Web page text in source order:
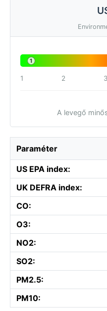
1
1 2 3
A levegő
Paraméter
US EPA index:
UK DEFRA index:
CO:
O3:
NO2:
SO2:
PM2.5:
PM10: